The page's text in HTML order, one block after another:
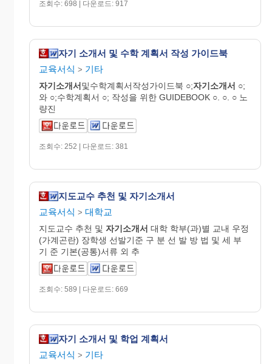
조회수: 698 | 다운로드: 917
자기 소개서 및 수학 계획서 작성 가이드북
교육서식 > 기타
자기소개서및수학계획서작성가이드북 ○;자기소개서 ○;
와 ○;수학계획서 ○; 작성을 위한 GUIDEBOOK ○. ○. ○ 노
량진
조회수: 252 | 다운로드: 381
지도교수 추천 및 자기소개서
교육서식 > 대학교
지도교수 추천 및 자기소개서 대학 학부(과)별 교내 우정
(가계곤란) 장학생 선발기준 구 분 선 발 방 법 및 세 부
기 준 기본(공통)서류 외 추
조회수: 589 | 다운로드: 669
자기 소개서 및 학업 계획서
교육서식 > 기타